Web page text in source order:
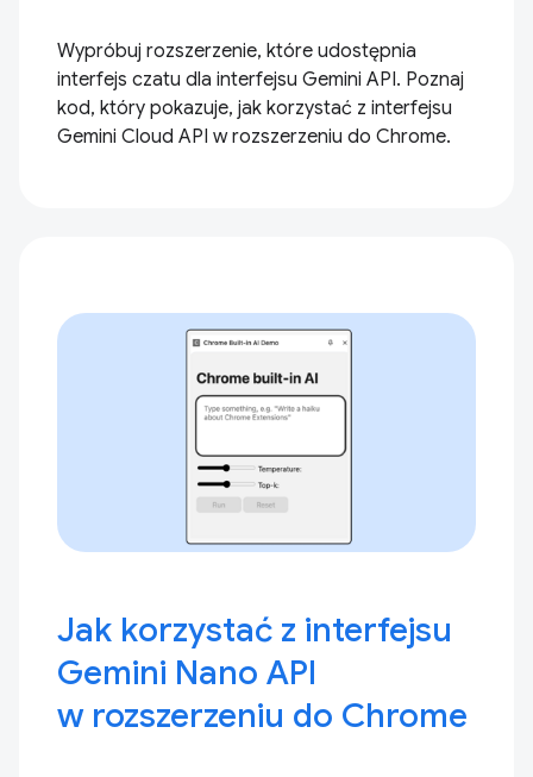
Wypróbuj rozszerzenie, które udostępnia
interfejs czatu dla interfejsu Gemini API. Poznaj
kod, który pokazuje, jak korzystać z interfejsu
Gemini Cloud API w rozszerzeniu do Chrome.
Jak korzystać z interfejsu
Gemini Nano API
w rozszerzeniu do Chrome